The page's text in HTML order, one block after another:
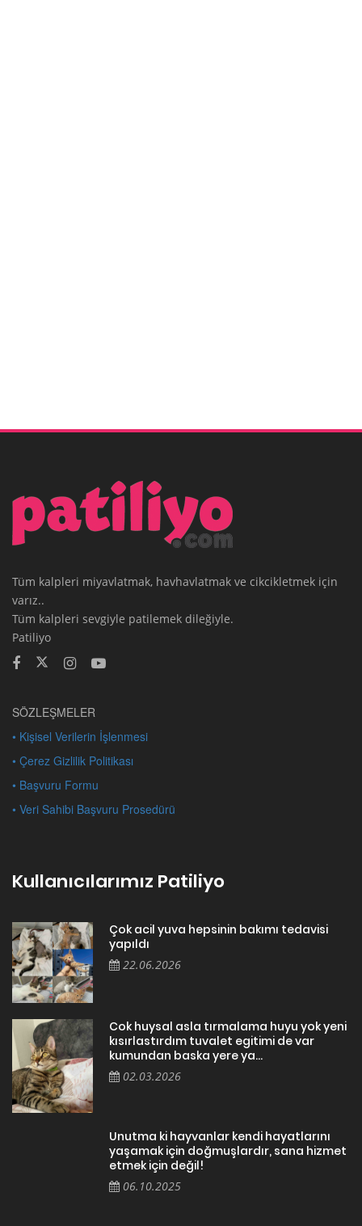
Tüm kalpleri miyavlatmak, havhavlatmak ve cikcikletmek için
varız..
Tüm kalpleri sevgiyle patilemek dileğiyle.
Patiliyo
SÖZLEŞMELER
• Kişisel Verilerin İşlenmesi
• Çerez Gizlilik Politikası
• Başvuru Formu
• Veri Sahibi Başvuru Prosedürü
Kullanıcılarımız Patiliyo
Çok acil yuva hepsinin bakımı tedavisi
yapıldı
22.06.2026
Cok huysal asla tırmalama huyu yok yeni
kısırlastırdım tuvalet egitimi de var
kumundan baska yere ya...
02.03.2026
Unutma ki hayvanlar kendi hayatlarını
yaşamak için doğmuşlardır, sana hizmet
etmek için değil!
06.10.2025